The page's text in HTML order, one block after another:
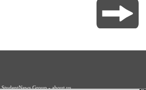
StudentNews Group - about us